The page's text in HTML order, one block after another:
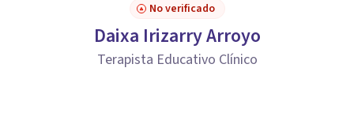
No verificado
Daixa Irizarry Arroyo
Terapista Educativo Clínico